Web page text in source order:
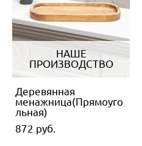
НАШЕ
ПРОИЗВОДСТВО
Деревянная
менажница(Прямоуго
льная)
872 pуб.